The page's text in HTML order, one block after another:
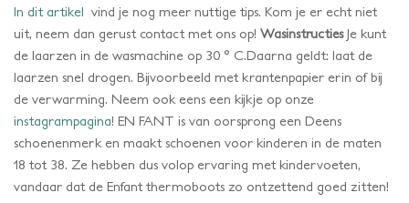
In dit artikel vind je nog meer nuttige tips. Kom je er echt niet
uit, neem dan gerust contact met ons op! WasinstructiesJe kunt
de laarzen in de wasmachine op 30 ° C.Daarna geldt: laat de
laarzen snel drogen. Bijvoorbeeld met krantenpapier erin of bij
de verwarming. Neem ook eens een kijkje op onze
instagrampagina! EN FANT is van oorsprong een Deens
schoenenmerk en maakt schoenen voor kinderen in de maten
18 tot 38. Ze hebben dus volop ervaring met kindervoeten,
vandaar dat de Enfant thermoboots zo ontzettend goed zitten!